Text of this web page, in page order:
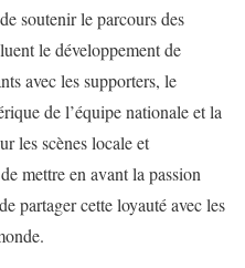
soutenir le parcours des
le développement de
avec les supporters, le
de l’équipe nationale et la
les scènes locale et
mettre en avant la passion
partager cette loyauté avec les